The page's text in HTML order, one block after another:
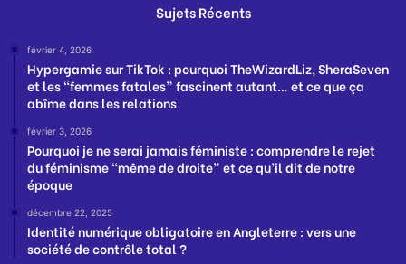
Sujets Récents
février 4, 2026
Hypergamie sur TikTok : pourquoi TheWizardLiz, SheraSeven
et les “femmes fatales” fascinent autant… et ce que ça
abîme dans les relations
février 3, 2026
Pourquoi je ne serai jamais féministe : comprendre le rejet
du féminisme “même de droite” et ce qu’il dit de notre
époque
décembre 22, 2025
Identité numérique obligatoire en Angleterre : vers une
société de contrôle total ?